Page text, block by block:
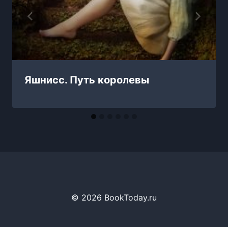
Яшнисс. Путь королевы
© 2026 BookToday.ru